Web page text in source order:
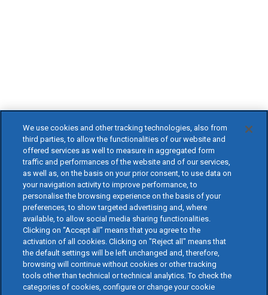
We use cookies and other tracking technologies, also from
third parties, to allow the functionalities of our website and
offered services as well to measure in aggregated form
traffic and performances of the website and of our services,
as well as, on the basis on your prior consent, to use data on
your navigation activity to improve performance, to
personalise the browsing experience on the basis of your
preferences, to show targeted advertising and, where
available, to allow social media sharing functionalities.
Clicking on “Accept all” means that you agree to the
activation of all cookies. Clicking on "Reject all" means that
the default settings will be left unchanged and, therefore,
browsing will continue without cookies or other tracking
tools other than technical or technical analytics. To check the
categories of cookies, configure or change your cookie